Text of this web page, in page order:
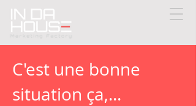
C'est une bonne
situation ça,...